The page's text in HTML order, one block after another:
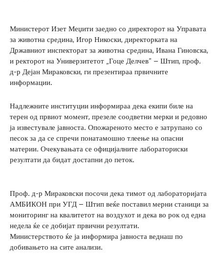
Министерот Изет Меџити заедно со директорот на Управата
за животна средина, Игор Никоски, директорката на
Државниот инспекторат за животна средина, Ивана Гиновска,
и ректорот на Универзитетот „Гоце Делчев“ – Штип, проф.
д-р Дејан Мираковски, ги презентираа првичните
информации.
Надлежните институции информираа дека екипи биле на
терен од првиот момент, презеле соодветни мерки и редовно
ја известувале јавноста. Опожареното место е затрупано со
песок за да се спречи понатамошно тлеење на опасни
материи. Очекувањата се официјалните лабораториски
резултати да бидат достапни до петок.
Проф. д-р Мираковски посочи дека тимот од лабораторијата
АМБИКОН при УГД – Штип веќе поставил мерни станици за
мониторинг на квалитетот на воздухот и дека во рок од една
недела ќе се добијат првични резултати.
Министерството ќе ја информира јавноста веднаш по
добивањето на сите анализи.